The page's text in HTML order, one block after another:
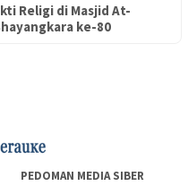
Religi di Masjid At-
ke-80
Yapis 2 Merauke Siapkan
PEDOMAN MEDIA SIBER